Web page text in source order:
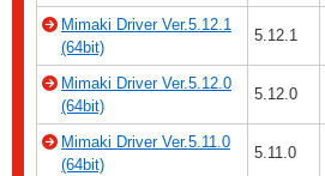
Mimaki Driver Ver.5.12.1
(64bit)
5.12.1
Mimaki Driver Ver.5.12.0
(64bit)
5.12.0
Mimaki Driver Ver.5.11.0
(64bit)
5.11.0